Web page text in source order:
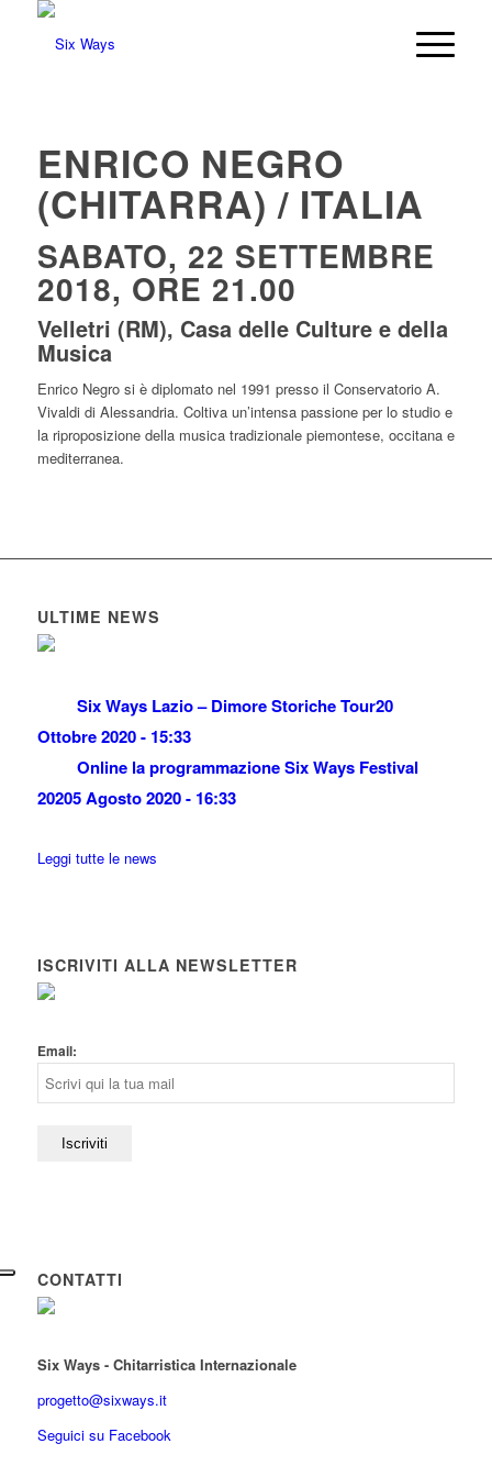
ENRICO NEGRO
(CHITARRA) / ITALIA
SABATO, 22 SETTEMBRE
2018, ORE 21.00
Velletri (RM), Casa delle Culture e della
Musica
Enrico Negro si è diplomato nel 1991 presso il Conservatorio A.
Vivaldi di Alessandria. Coltiva un’intensa passione per lo studio e
la riproposizione della musica tradizionale piemontese, occitana e
mediterranea.
ULTIME NEWS
Six Ways Lazio – Dimore Storiche Tour20
Ottobre 2020 - 15:33
Online la programmazione Six Ways Festival
20205 Agosto 2020 - 16:33
Leggi tutte le news
ISCRIVITI ALLA NEWSLETTER
Email:
CONTATTI
Six Ways - Chitarristica Internazionale
progetto@sixways.it
Seguici su Facebook